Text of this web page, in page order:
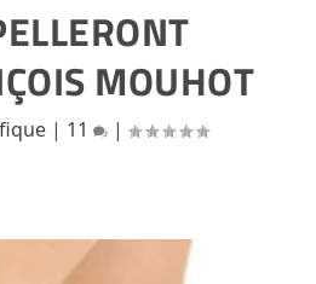
MOUHOT
| 11
|